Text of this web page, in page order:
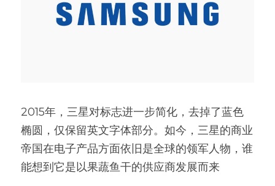
2015年，三星对标志进一步简化，去掉了蓝色
椭圆，仅保留英文字体部分。如今，三星的商业
帝国在电子产品方面依旧是全球的领军人物，谁
能想到它是以果蔬鱼干的供应商发展而来